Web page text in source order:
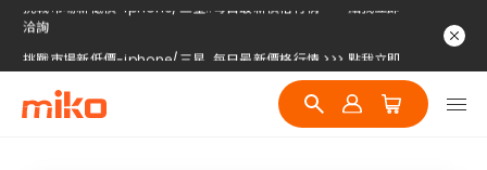
挑戰市場新低價-iphone/三星..每日最新價格行情 >>> 點我立即
挑戰市場新低價-iphone/三星..每日最新價格行情 >>> 點我立即
洽詢
挑戰市場新低價-iphone/三星..每日最新價格行情 >>> 點我立即